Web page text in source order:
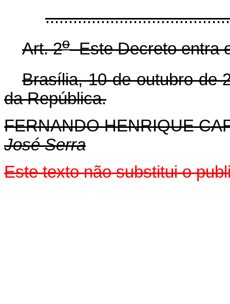
Art. 2oEste Decreto entra
Brasília, 10 de outubro de
da República.
FERNANDO HENRIQUE
José Serra
Este texto não substitui o